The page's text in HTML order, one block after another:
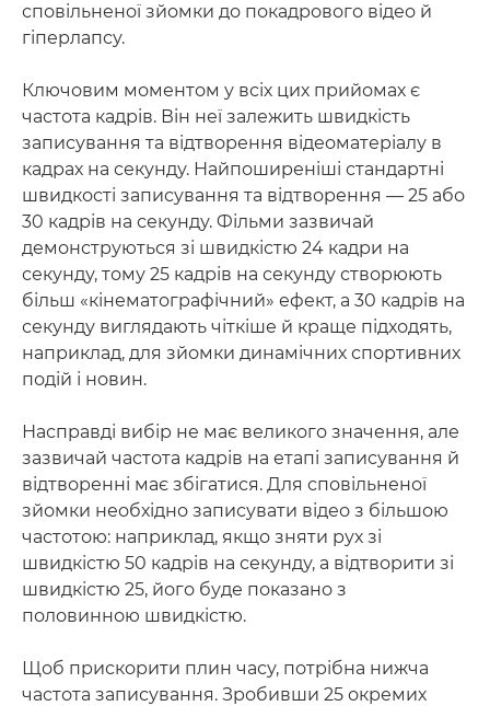
сповільненої зйомки до покадрового відео й
гіперлапсу.
Ключовим моментом у всіх цих прийомах є
частота кадрів. Він неї залежить швидкість
записування та відтворення відеоматеріалу в
кадрах на секунду. Найпоширеніші стандартні
швидкості записування та відтворення — 25 або
30 кадрів на секунду. Фільми зазвичай
демонструються зі швидкістю 24 кадри на
секунду, тому 25 кадрів на секунду створюють
більш «кінематографічний» ефект, а 30 кадрів на
секунду виглядають чіткіше й краще підходять,
наприклад, для зйомки динамічних спортивних
подій і новин.
Насправді вибір не має великого значення, але
зазвичай частота кадрів на етапі записування й
відтворенні має збігатися. Для сповільненої
зйомки необхідно записувати відео з більшою
частотою: наприклад, якщо зняти рух зі
швидкістю 50 кадрів на секунду, а відтворити зі
швидкістю 25, його буде показано з
половинною швидкістю.
Щоб прискорити плин часу, потрібна нижча
частота записування. Зробивши 25 окремих